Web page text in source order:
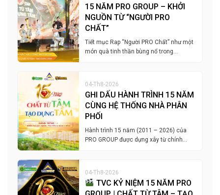
15 NĂM PRO GROUP – KHỞI
NGUỒN TỪ “NGƯỜI PRO
CHẤT”
Tiết mục Rap “Người PRO Chất” như một
món quà tinh thần bùng nổ trong…
04-Th8-2026
GHI DẤU HÀNH TRÌNH 15 NĂM
CÙNG HỆ THỐNG NHÀ PHÂN
PHỐI
Hành trình 15 năm (2011 – 2026) của
PRO GROUP được dựng xây từ chính…
04-Th8-2026
TVC KỶ NIỆM 15 NĂM PRO